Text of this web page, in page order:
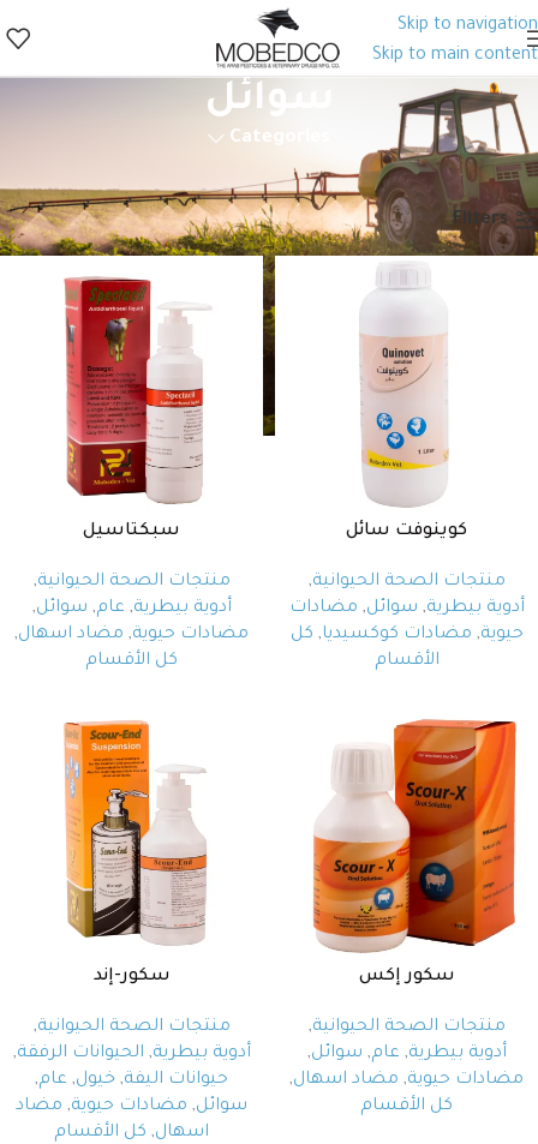
Skip to navigation
Skip to main content
سوائل
Categories
الرئيسية منتجات الصحة الحيوانية
سوائل
Filters
كوينوفت سائل
منتجات الصحة الحيوانية,
أدوية بيطرية, سوائل, مضادات
حيوية, مضادات كوكسيديا, كل
الأقسام
سبكتاسيل
منتجات الصحة الحيوانية,
أدوية بيطرية, عام, سوائل,
مضادات حيوية, مضاد اسهال,
كل الأقسام
سكور إكس
منتجات الصحة الحيوانية,
أدوية بيطرية, عام, سوائل,
مضادات حيوية, مضاد اسهال,
كل الأقسام
سكور-إند
منتجات الصحة الحيوانية,
أدوية بيطرية, الحيوانات الرفقة,
حيوانات اليفة, خيول, عام,
سوائل, مضادات حيوية, مضاد
اسهال, كل الأقسام